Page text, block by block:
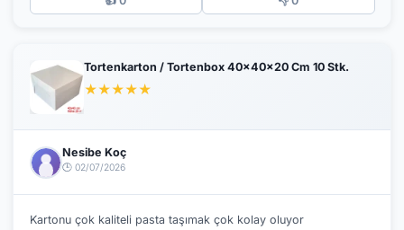
Tortenkarton / Tortenbox 40x40x20 Cm 10 Stk.
★★★★★
Nesibe Koç
🕒 02/07/2026
Kartonu çok kaliteli pasta taşımak çok kolay oluyor